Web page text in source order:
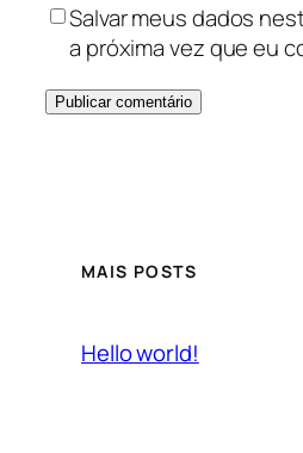
Salvar meus dados
a próxima vez que eu
MAIS POSTS
Hello world!